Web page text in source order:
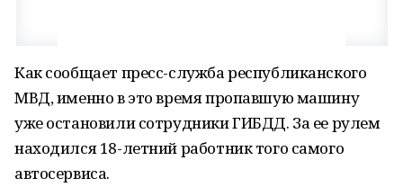
Как сообщает пресс-служба республиканского
МВД, именно в это время пропавшую машину
уже остановили сотрудники ГИБДД. За ее рулем
находился 18-летний работник того самого
автосервиса.